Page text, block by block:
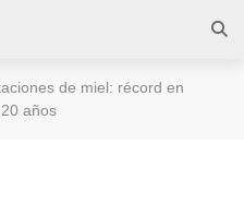
de miel: récord en
años